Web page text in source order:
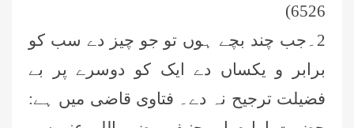
6526)
2۔جب چند بچے ہوں تو جو چیز دے سب کو
برابر و یکساں دے ایک کو دوسرے پر بے
فضیلت ترجیح نہ دے۔ فتاوی قاضی میں ہے: